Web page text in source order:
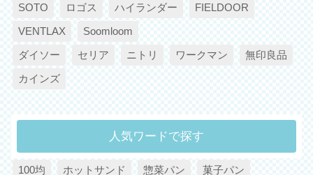
SOTO
ロゴス ハイランダー
FIELDOOR
VENTLAX
Soomloom
ダイソー
セリア ニトリ ワークマン
無印良品
カインズ
人気ワードで探す
100均 ホットサンド 惣菜パン 菓子パン